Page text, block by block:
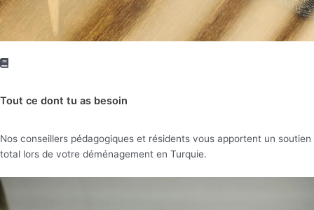
Tout ce dont tu as besoin
Nos conseillers pédagogiques et résidents vous apportent un soutien
total lors de votre déménagement en Turquie.